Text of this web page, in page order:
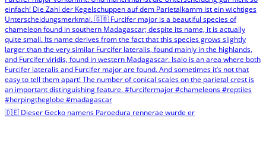
🇩🇪 Dieser Gecko namens Paroedura rennerae wurde er